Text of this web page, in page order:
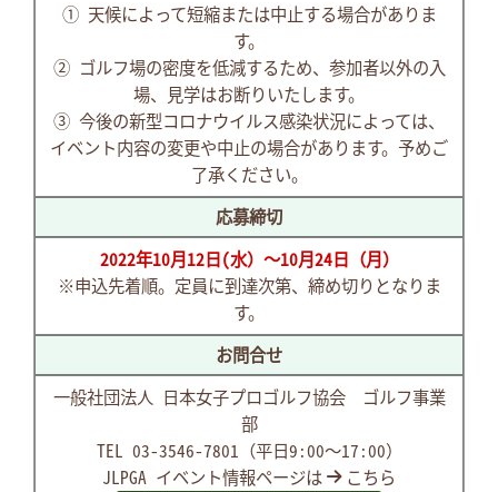
① 天候によって短縮または中止する場合がありま
す。
② ゴルフ場の密度を低減するため、参加者以外の入
場、見学はお断りいたします。
③ 今後の新型コロナウイルス感染状況によっては、
イベント内容の変更や中止の場合があります。予めご
了承ください。
応募締切
2022年10月12日(水）～10月24日（月）
※申込先着順。定員に到達次第、締め切りとなりま
す。
お問合せ
一般社団法人 日本女子プロゴルフ協会 ゴルフ事業
部
TEL 03-3546-7801（平日9:00～17:00）
JLPGA イベント情報ページは
こちら